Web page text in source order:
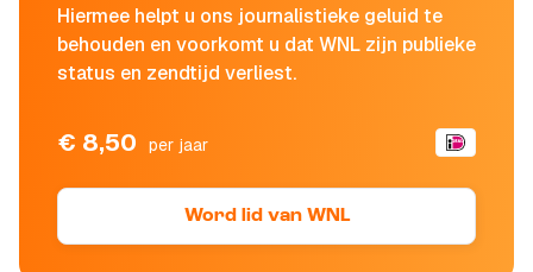
Hiermee helpt u ons journalistieke geluid te
behouden en voorkomt u dat WNL zijn publieke
status en zendtijd verliest.
€ 8,50 per jaar
Word lid van WNL